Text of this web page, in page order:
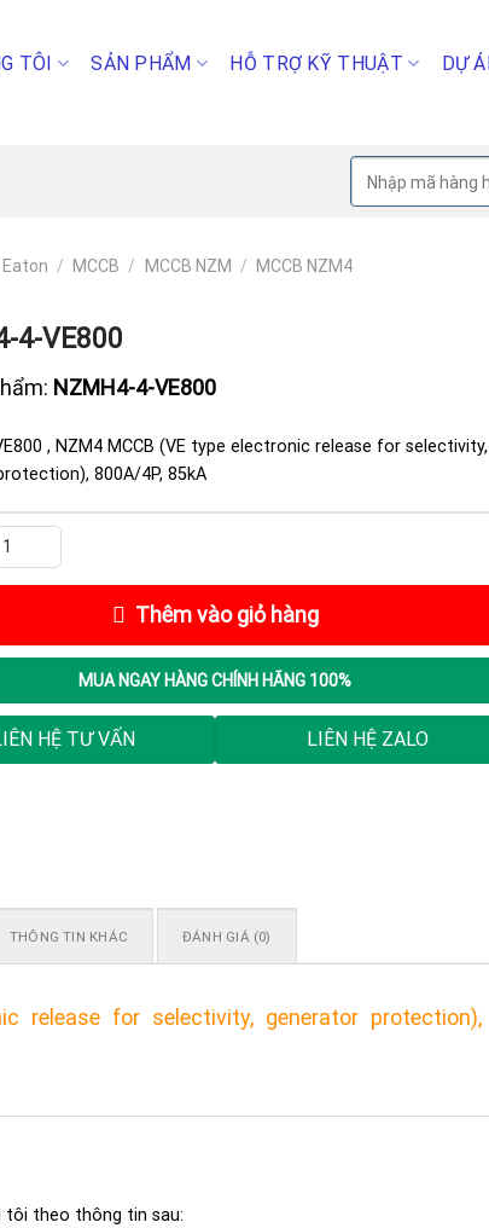
TÔI SẢN PHẨM HỖ TRỢ KỸ THUẬT DỰ
Tìm
kiếm:
/ MCCB / MCCB NZM / MCCB NZM4
4-VE800
NZMH4-4-VE800
, NZM4 MCCB (VE type electronic release for selectivity,
800A/4P, 85kA
số lượng
Thêm vào giỏ hàng
MUA NGAY HÀNG CHÍNH HÃNG 100%
HỆ TƯ VẤN LIÊN HỆ ZALO
THÔNG TIN KHÁC ĐÁNH GIÁ (0)
release for selectivity, generator protection),
tôi theo thông tin sau: